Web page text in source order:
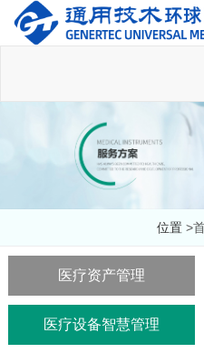
位置 >
医疗资产管理
医疗设备智慧管理